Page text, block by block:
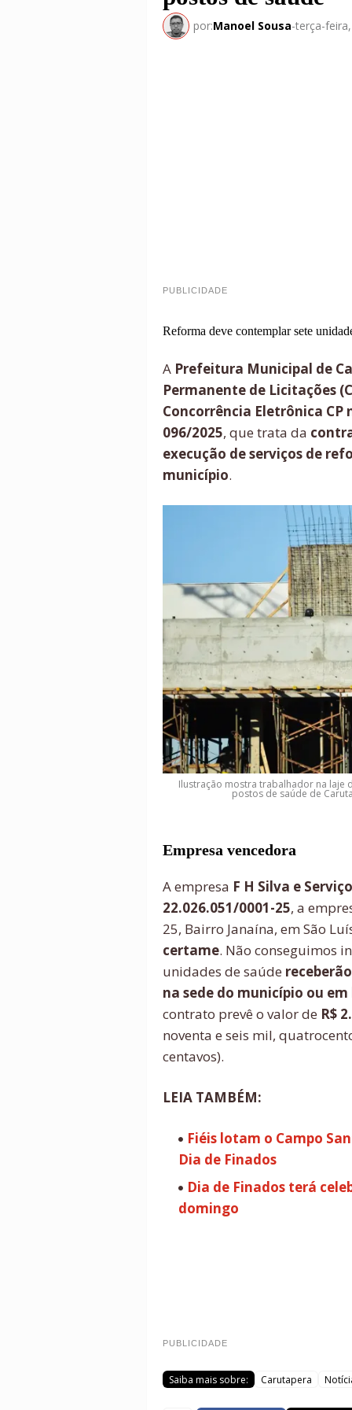
por:Manoel Sousa-terça-
PUBLICIDADE
Reforma deve contemplar sete
A Prefeitura Municipal de
Permanente de Licitações
Concorrência Eletrônica CP
096/2025, que trata da
execução de serviços de
município.
Ilustração mostra trabalhador na laje
postos de saúde de
Empresa vencedora
A empresa F H Silva e
22.026.051/0001-25, a
25, Bairro Janaína, em São
certame. Não conseguimos
unidades de saúde
na sede do município ou
contrato prevê o valor de R$
noventa e seis mil,
centavos).
LEIA TAMBÉM:
Fiéis lotam o Campo
Dia de Finados
Dia de Finados terá
domingo
PUBLICIDADE
Saiba mais sobre: Carutapera